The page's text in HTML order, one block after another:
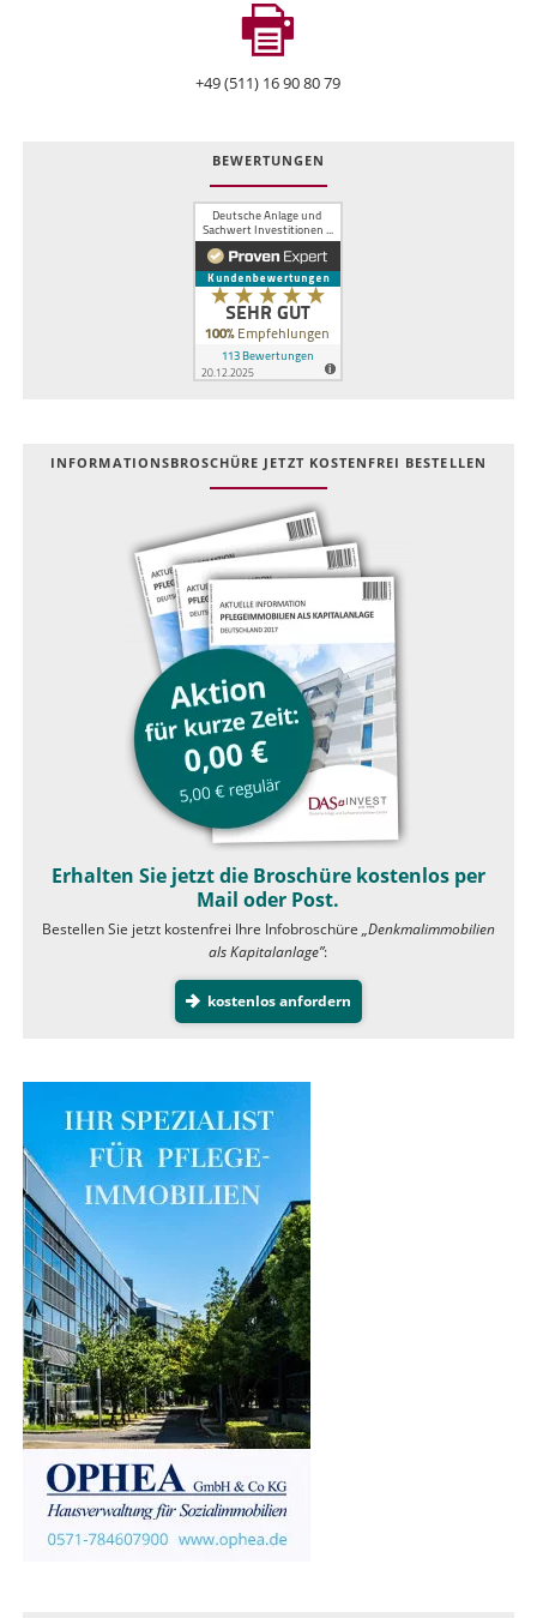
+49 (511) 16 90 80 79
BEWERTUNGEN
INFOR­MATIONS­BROSCHÜRE JETZT KOSTEN­FREI BESTELLEN
Erhalten Sie jetzt die Broschüre kostenlos per
Mail oder Post.
Bestellen Sie jetzt kostenfrei Ihre Infobroschüre „Denkmalimmobilien
als Kapitalanlage”:
kostenlos anfordern